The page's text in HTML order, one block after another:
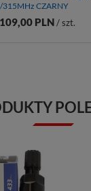
CZARNY
109,00 PLN / szt.